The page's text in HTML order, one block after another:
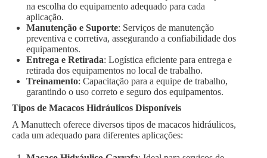
na escolha do equipamento adequado para cada
aplicação.
Manutenção e Suporte: Serviços de manutenção
preventiva e corretiva, assegurando a confiabilidade dos
equipamentos.
Entrega e Retirada: Logística eficiente para entrega e
retirada dos equipamentos no local de trabalho.
Treinamento: Capacitação para a equipe de trabalho,
garantindo o uso correto e seguro dos equipamentos.
Tipos de Macacos Hidráulicos Disponíveis
A Manuttech oferece diversos tipos de macacos hidráulicos,
cada um adequado para diferentes aplicações: